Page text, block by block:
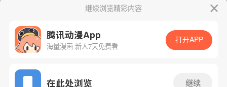
《武当一剑》主题曲继续浏览精彩内容
腾讯动漫App
海量漫画 新人7天免费看
打开APP
在此处浏览 继续
网站备案/许可证号：粤B2-20090059-5